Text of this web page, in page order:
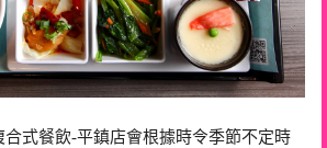
合式餐飲-平鎮店會根據時令季節不定時